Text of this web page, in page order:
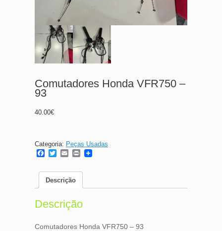
Comutadores Honda VFR750 –
93
40.00€
Categoria: Peças Usadas
F
e
b
o
k
t
r
E
i
l
P
Descrição
Descrição
Comutadores Honda VFR750 – 93